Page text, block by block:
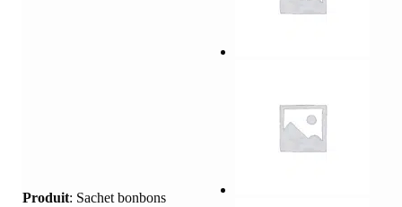
Produit: Sachet bonbons